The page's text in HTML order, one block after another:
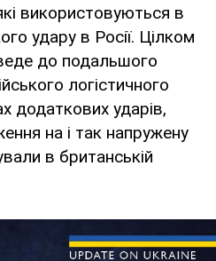
використовуються в
удару в Росії. Цілком
до подальшого
логістичного
додаткових ударів,
на і так напружену
в британській